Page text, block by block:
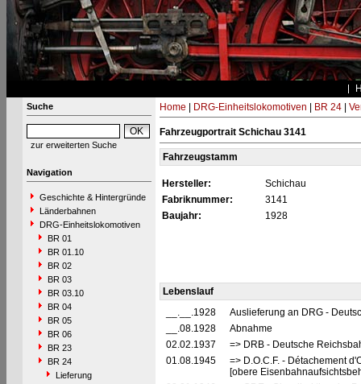
Suche
zur erweiterten Suche
Navigation
Geschichte & Hintergründe
Länderbahnen
DRG-Einheitslokomotiven
BR 01
BR 01.10
BR 02
BR 03
BR 03.10
BR 04
BR 05
BR 06
BR 23
BR 24
Lieferung
Home DRG-Einheitslokomotiven BR 24|
Fahrzeugportrait Schichau 3141
Fahrzeugstamm
Hersteller:
Schichau
Fabriknummer:
3141
Baujahr:
1928
Lebenslauf
__.__.1928
Auslieferung an DRG -
__.08.1928
Abnahme
02.02.1937
=> DRB - Deutsche
01.08.1945
=> D.O.C.F. - Détachement
[obere